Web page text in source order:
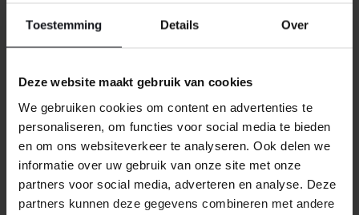
Toestemming Details Over
Deze website maakt gebruik van cookies
We gebruiken cookies om content en advertenties te
personaliseren, om functies voor social media te bieden
en om ons websiteverkeer te analyseren. Ook delen we
informatie over uw gebruik van onze site met onze
partners voor social media, adverteren en analyse. Deze
partners kunnen deze gegevens combineren met andere
ONS RETOURBELEID
Individuell gestaltete Artikel wie Matratzen,
Lattenroste, Obermatratzen und Boxspring-
Sets fallen NICHT unter die
Rückgabebestimmungen und können von
uns nicht zurückgenommen werden.